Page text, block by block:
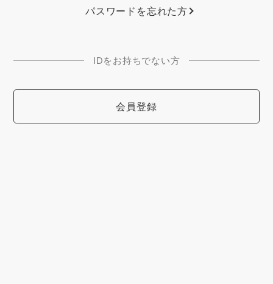
パスワードを忘れた方
IDをお持ちでない方
会員登録